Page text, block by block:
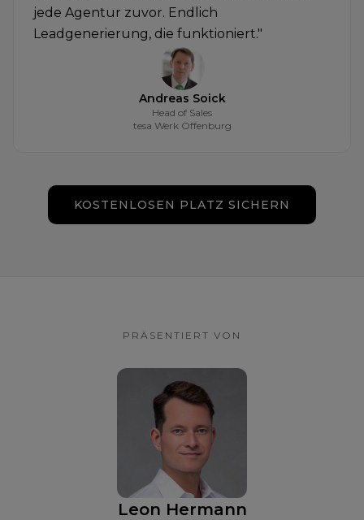
jede Agentur zuvor. Endlich
Leadgenerierung, die funktioniert."
Andreas Soick
Head of Sales
tesa Werk Offenburg
KOSTENLOSEN PLATZ SICHERN
PRÄSENTIERT VON
Leon Hermann